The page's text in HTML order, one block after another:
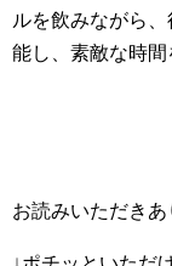
ルを飲みながら
能し、素敵な時
お読みいただき